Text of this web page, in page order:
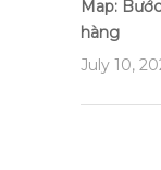
Map:
hàng
July 10,